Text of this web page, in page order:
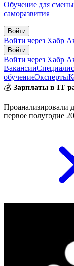
Обучение для смены
саморазвития
Войти
Войти через Хабр
Войти
Войти через Хабр
Вакансии
обучениеЭксперты
💰 Зарплаты в IT
Проанализировали
первое полугодие